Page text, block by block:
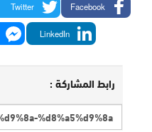
Facebook
Twitter
LinkedIn
رابط المشاركة :